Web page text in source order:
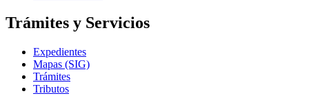
Trámites y Servicios
Expedientes
Mapas (SIG)
Trámites
Tributos